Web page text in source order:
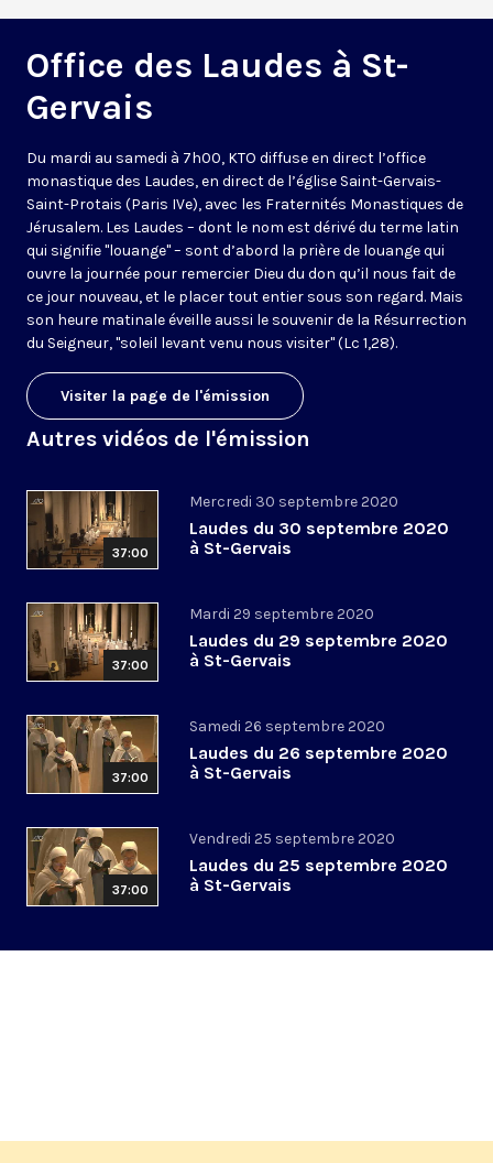
Office des Laudes à St-
Gervais
Du mardi au samedi à 7h00, KTO diffuse en direct l’office
monastique des Laudes, en direct de l’église Saint-Gervais-
Saint-Protais (Paris IVe), avec les Fraternités Monastiques de
Jérusalem. Les Laudes – dont le nom est dérivé du terme latin
qui signifie "louange" – sont d’abord la prière de louange qui
ouvre la journée pour remercier Dieu du don qu’il nous fait de
ce jour nouveau, et le placer tout entier sous son regard. Mais
son heure matinale éveille aussi le souvenir de la Résurrection
du Seigneur, "soleil levant venu nous visiter" (Lc 1,28).
Visiter la page de l'émission
Autres vidéos de l'émission
37:00
Mercredi 30 septembre 2020
Laudes du 30 septembre 2020
à St-Gervais
37:00
Mardi 29 septembre 2020
Laudes du 29 septembre 2020
à St-Gervais
37:00
Samedi 26 septembre 2020
Laudes du 26 septembre 2020
à St-Gervais
37:00
Vendredi 25 septembre 2020
Laudes du 25 septembre 2020
à St-Gervais